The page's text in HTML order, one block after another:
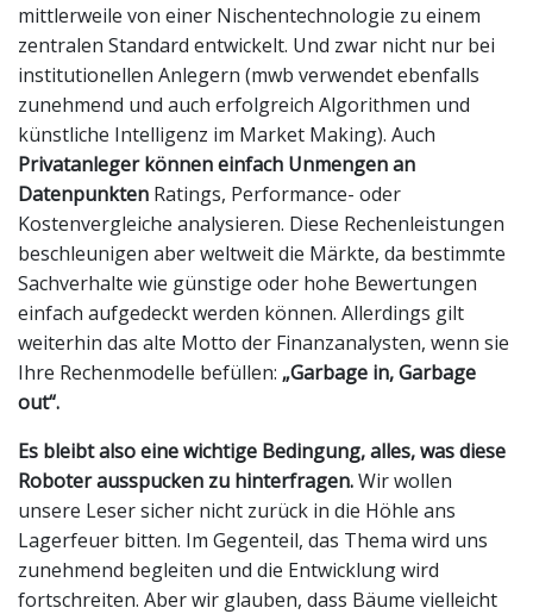
mittlerweile von einer Nischentechnologie zu einem
zentralen Standard entwickelt. Und zwar nicht nur bei
institutionellen Anlegern (mwb verwendet ebenfalls
zunehmend und auch erfolgreich Algorithmen und
künstliche Intelligenz im Market Making). Auch
Privatanleger können einfach Unmengen an
Datenpunkten Ratings, Performance- oder
Kostenvergleiche analysieren. Diese Rechenleistungen
beschleunigen aber weltweit die Märkte, da bestimmte
Sachverhalte wie günstige oder hohe Bewertungen
einfach aufgedeckt werden können. Allerdings gilt
weiterhin das alte Motto der Finanzanalysten, wenn sie
Ihre Rechenmodelle befüllen: „Garbage in, Garbage
out“.
Es bleibt also eine wichtige Bedingung, alles, was diese
Roboter ausspucken zu hinterfragen.Wir wollen
unsere Leser sicher nicht zurück in die Höhle ans
Lagerfeuer bitten. Im Gegenteil, das Thema wird uns
zunehmend begleiten und die Entwicklung wird
fortschreiten. Aber wir glauben, dass Bäume vielleicht